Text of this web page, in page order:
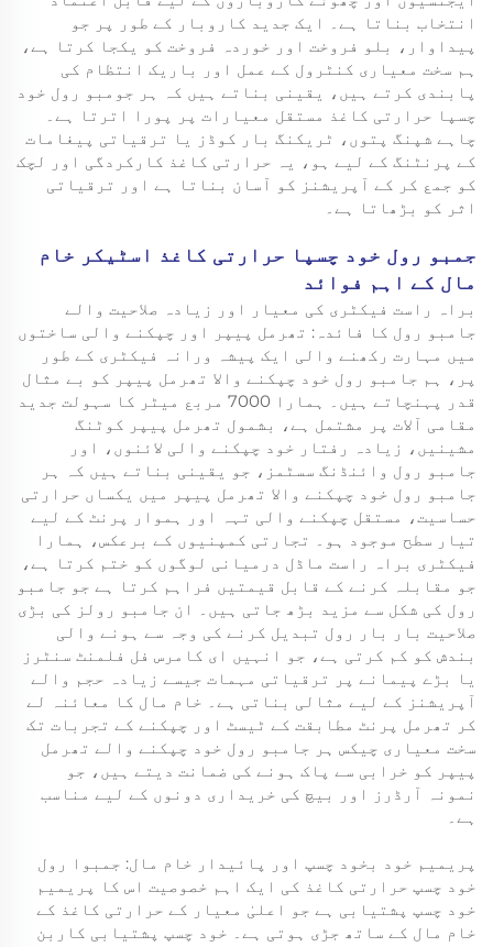
انتخاب بناتا ہے۔ ایک جدید کاروبار کے طور پر جو
پیداوار، بلو فروخت اور خوردہ فروخت کو یکجا کرتا ہے،
ہم سخت معیاری کنٹرول کے عمل اور باریک انتظام کی
پابندی کرتے ہیں، یقینی بناتے ہیں کہ ہر جومبو رول خود
چسپا حرارتی کاغذ مستقل معیارات پر پورا اترتا ہے۔
چاہے شپنگ پتوں، ٹریکنگ بار کوڈز یا ترقیاتی پیغامات
کے پرنٹنگ کے لیے ہو، یہ حرارتی کاغذ کارکردگی اور لچک
کو جمع کر کے آپریشنز کو آسان بناتا ہے اور ترقیاتی
اثر کو بڑھاتا ہے۔
جمبو رول خود چسپا حرارتی کاغذ اسٹیکر خام
مال کے اہم فوائد
براہ راست فیکٹری کی معیار اور زیادہ صلاحیت والے
جامبو رول کا فائدہ: تھرمل پیپر اور چپکنے والی ساختوں
میں مہارت رکھنے والی ایک پیشہ ورانہ فیکٹری کے طور
پر، ہم جامبو رول خود چپکنے والا تھرمل پیپر کو بے مثال
قدر پہنچاتے ہیں۔ ہمارا 7000 مربع میٹر کا سہولت جدید
مقامی آلات پر مشتمل ہے، بشمول تھرمل پیپر کوٹنگ
مشینیں، زیادہ رفتار خود چپکنے والی لائنوں، اور
جامبو رول وائنڈنگ سسٹمز، جو یقینی بناتے ہیں کہ ہر
جامبو رول خود چپکنے والا تھرمل پیپر میں یکساں حرارتی
حساسیت، مستقل چپکنے والی تہہ اور ہموار پرنٹ کے لیے
تیار سطح موجود ہو۔ تجارتی کمپنیوں کے برعکس، ہمارا
فیکٹری براہ راست ماڈل درمیانی لوگوں کو ختم کرتا ہے،
جو مقابلہ کرنے کے قابل قیمتیں فراہم کرتا ہے جو جامبو
رول کی شکل سے مزید بڑھ جاتی ہیں۔ ان جامبو رولز کی بڑی
صلاحیت بار بار رول تبدیل کرنے کی وجہ سے ہونے والی
بندش کو کم کرتی ہے، جو انہیں ای کامرس فل فلمنٹ سنٹرز
یا بڑے پیمانے پر ترقیاتی مہمات جیسے زیادہ حجم والے
آپریشنز کے لیے مثالی بناتی ہے۔ خام مال کا معائنہ لے
کر تھرمل پرنٹ مطابقت کے ٹیسٹ اور چپکنے کے تجربات تک
سخت معیاری چیکس ہر جامبو رول خود چپکنے والے تھرمل
پیپر کو خرابی سے پاک ہونے کی ضمانت دیتے ہیں، جو
نمونہ آرڈرز اور بیچ کی خریداری دونوں کے لیے مناسب
ہے۔
پریمیم خود بخود چسپ اور پائیدار خام مال: جمبوا رول
خود چسپ حرارتی کاغذ کی ایک اہم خصوصیت اس کا پریمیم
خود چسپ پشتیابی ہے جو اعلیٰ معیار کے حرارتی کاغذ کے
خام مال کے ساتھ جڑی ہوتی ہے۔ خود چسپ پشتیابی کاربن